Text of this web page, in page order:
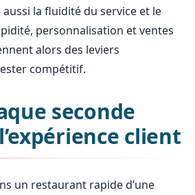
la fluidité du service et le
personnalisation et ventes
alors des leviers
compétitif.
seconde
client
un restaurant rapide d’une